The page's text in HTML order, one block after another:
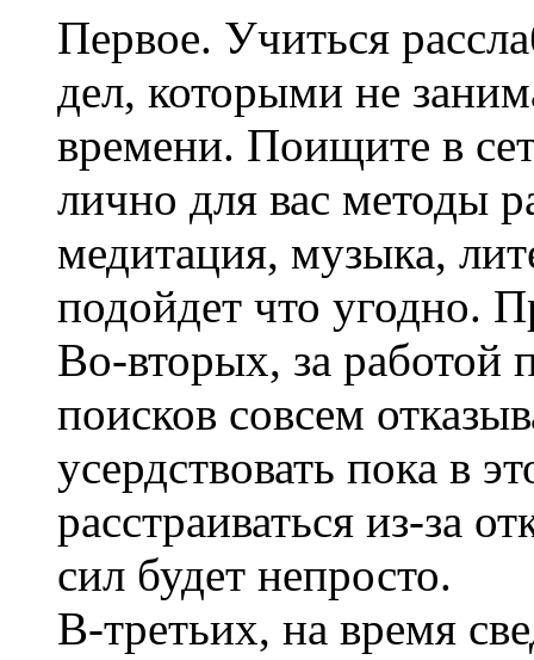
Первое. Учиться
дел, которыми не
времени. Поищите в
лично для вас методы
медитация, музыка,
подойдет что угодно.
Во-вторых, за работой
поисков совсем
усердствовать пока в
расстраиваться из-за
сил будет непросто.
В-третьих, на время